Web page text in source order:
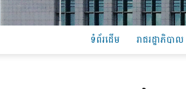
ទំព័រដើម រាជរដ្ឋាភិបាល